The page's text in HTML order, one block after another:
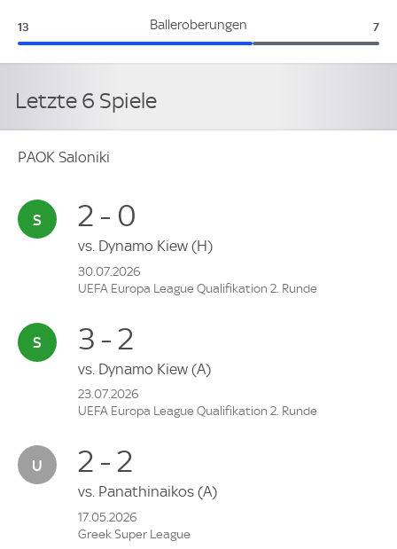
Balleroberungen
PAOK Saloniki:
13 7
Letzte 6 Spiele
PAOK Saloniki
2 - 0
vs. Dynamo Kiew (H)
30.07.2026
UEFA Europa League Qualifikation 2. Runde
3 - 2
vs. Dynamo Kiew (A)
23.07.2026
UEFA Europa League Qualifikation 2. Runde
2 - 2
vs. Panathinaikos (A)
17.05.2026
Greek Super League